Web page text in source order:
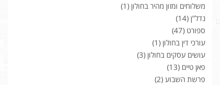
משלוחים ומזון מהיר בחולון (1)
נדל"ן (14)
ספורט (47)
עורכי דין בחולון (1)
עושים עסקים בחולון (3)
פאן טיים (13)
פרשת השבוע (2)